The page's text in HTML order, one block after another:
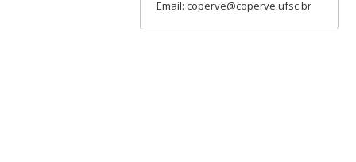
Email: coperve@coperve.ufsc.br